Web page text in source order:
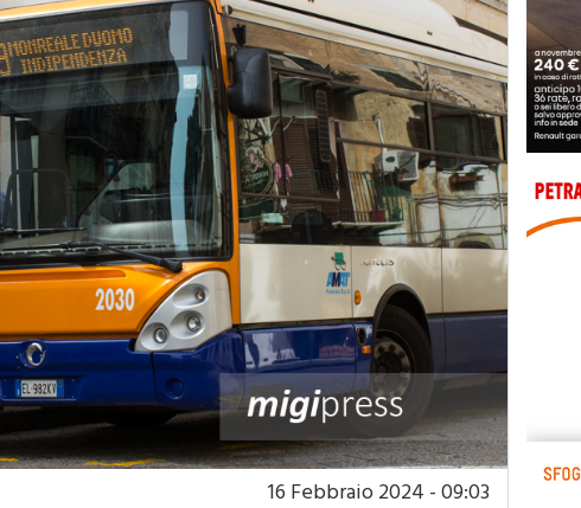
16 Febbraio 2024 - 09:03